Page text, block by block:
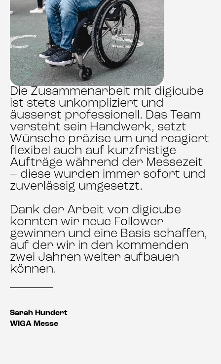
Die Zusammenarbeit mit digicube
ist stets unkompliziert und
äusserst professionell. Das Team
versteht sein Handwerk, setzt
Wünsche präzise um und reagiert
flexibel auch auf kurzfristige
Aufträge während der Messezeit
– diese wurden immer sofort und
zuverlässig umgesetzt.
Dank der Arbeit von digicube
konnten wir neue Follower
gewinnen und eine Basis schaffen,
auf der wir in den kommenden
zwei Jahren weiter aufbauen
können.
Sarah Hundert
WIGA Messe